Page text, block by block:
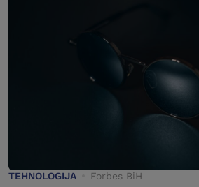
TEHNOLOGIJA Forbes BiH